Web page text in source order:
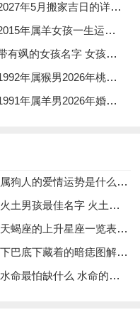
强大~轻松当上焦点。他
引听众、往往在团队中扮
达自己的想法、并能用热
因是它传递出正能量与
事或愿景打动人心！尽管
的口若悬河让对话变的生
被他们的梦想跟着亲密而
年5月搬家吉日的详细解释 2027年5月搬家吉日吉时查询
年属羊女孩一生运势 2015年属羊女2026年健康运好吗
有飒的女孩名字 女孩取名字带飒字有什么名字好听
年属猴男2026年桃花运 1992年属猴男2026年感情运如何
年属羊男2026年婚姻运势 1991年属羊男2026年感情运如何
属狗人的爱情运势是什么意思 属狗的人爱情观
火土男孩最佳名字 火土属性的字男孩名字有哪些
天蝎座的上升星座一览表 天蝎座的上升星座查询
下巴底下藏着的暗痣图解 下巴尖底下有痣代表什么
水命最怕缺什么 水命的人忌什么